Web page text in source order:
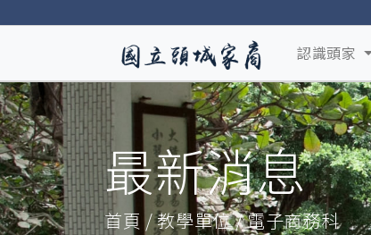
認識頭家
最新消息
首頁 / 教學單位 / 電子商務科